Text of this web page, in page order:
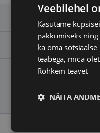
Veebilehel
Kasutame
pakkumiseks
ka oma
teabega, mida
Rohkem teavet
NÄITA